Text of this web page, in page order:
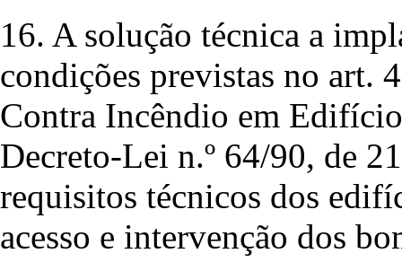
16. A solução técnica a
condições previstas no art.
Contra Incêndio em
Decreto-Lei n.º 64/90, de
requisitos técnicos dos
acesso e intervenção dos